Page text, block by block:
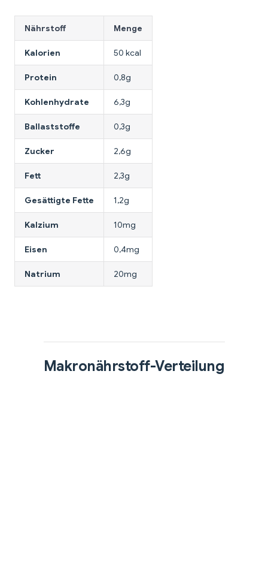
Nährstoff Menge
Kalorien 50 kcal
Protein 0,8g
Kohlenhydrate 6,3g
Ballaststoffe 0,3g
Zucker 2,6g
Fett 2,3g
Gesättigte Fette 1,2g
Kalzium 10mg
Eisen 0,4mg
Natrium 20mg
Makronährstoff-Verteilung